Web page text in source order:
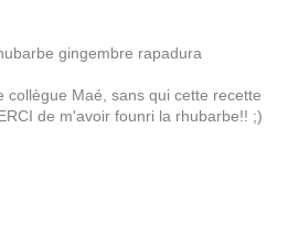
collègue Maé, sans qui cette recette
de m'avoir founri la rhubarbe!! ;)